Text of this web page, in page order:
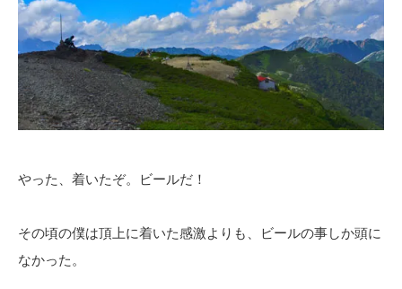
やった、着いたぞ。ビールだ！
その頃の僕は頂上に着いた感激よりも、ビールの事しか頭に
なかった。